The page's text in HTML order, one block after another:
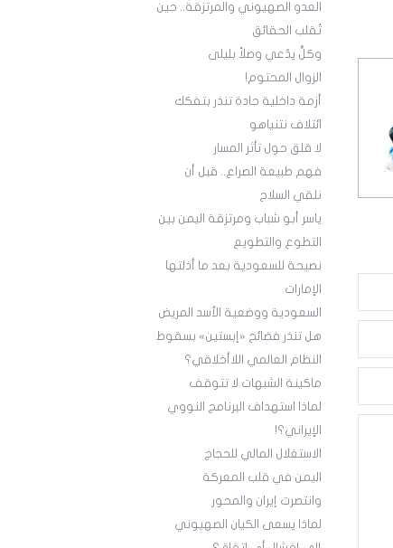
العدو الصهيوني والمرتزقة.. حين
تُقلب الحقائق
وكلٌّ يدّعي وصلاً بليلى
الزوال المحتوم!
أزمة داخلية حادة تنذر بتفكك
ائتلاف نتنياهو
لا قلق حول تأثر المسار
فهم طبيعة الصراع.. قبل أن
نلقي السلاح
ياسر أبو شباب ومرتزقة اليمن بين
التطوع والتطويع
نصيحة للسعودية بعد ما أذلتها
الإمارات
السعودية ووضعية الأسد المريض
هل تنذر فضائح «إبستين» بسقوط
النظام العالمي اللاأخلاقي؟
ماكينة الشبهات لا تتوقف
لماذا استهداف البرنامج النووي
الإيراني؟!
‏الاستغلال المالي للحجاج
اليمن في قلب المعركة
‏لماذا يسعى الكيان الصهيوني